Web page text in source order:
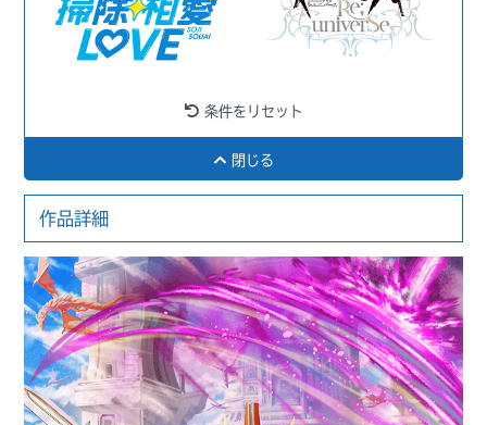
条件をリセット
閉じる
作品詳細